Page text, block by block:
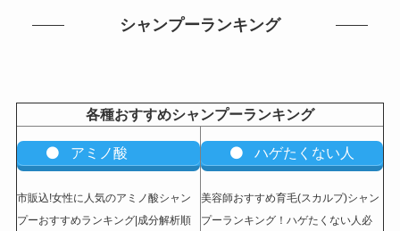
シャンプーランキング
各種おすすめシャンプーランキング
アミノ酸
市販込!女性に人気のアミノ酸シャン
プーおすすめランキング|成分解析順
ハゲたくない人
美容師おすすめ育毛(スカルプ)シャン
プーランキング！ハゲたくない人必